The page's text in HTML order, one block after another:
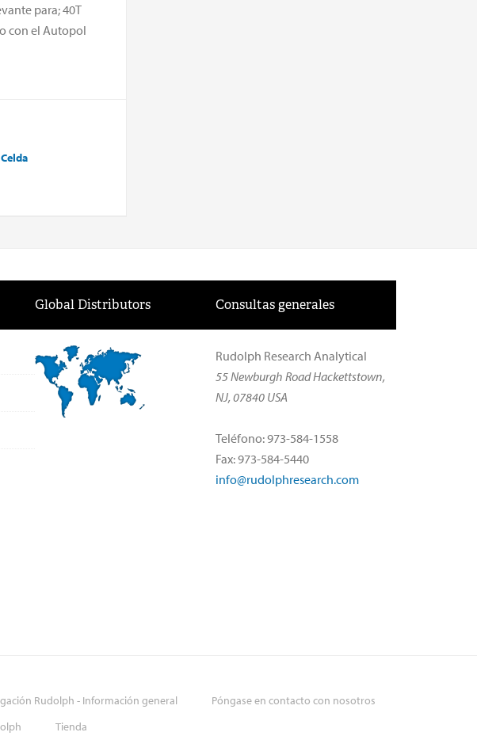
para; 40T
con el Autopol
Celda
Global Distributors Consultas generales
Rudolph Research Analytical
55 Newburgh Road Hackettstown,
NJ, 07840 USA
Teléfono: 973-584-1558
Fax: 973-584-5440
info@rudolphresearch.com
Rudolph - Información general
Póngase en contacto con nosotros
Tienda